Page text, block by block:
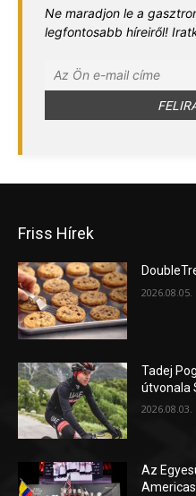
Ne maradjon le a
legfontosabb híreiről!
Friss Hírek
2026.08.05.
Tadej
útvonala
2026.08.03.
Az